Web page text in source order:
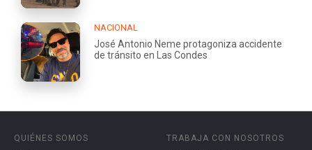
NACIONAL
José Antonio Neme protagoniza accidente
de tránsito en Las Condes
QUIÉNES SOMOS
TRABAJA CON NOSOTROS